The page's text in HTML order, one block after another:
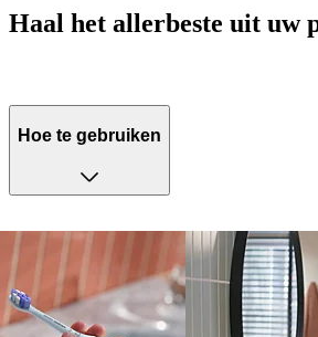
Haal het allerbeste uit uw
Hoe te gebruiken